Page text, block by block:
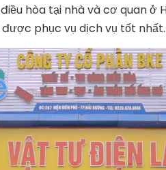
hòa tại nhà và cơ quan ở
phục vụ dịch vụ tốt nhất.